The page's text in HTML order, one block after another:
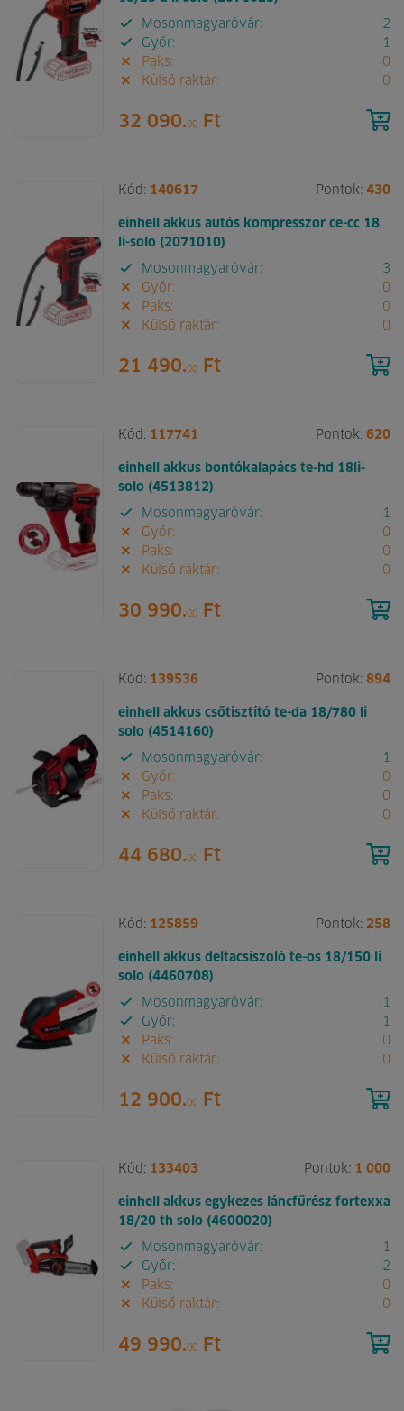
Mosonmagyaróvár:
2
Győr:
1
Paks:
0
Külső raktár:
0
32 090.00 Ft
Kód: 140617 Pontok: 430
einhell akkus autós kompresszor ce-cc 18
li-solo (2071010)
Mosonmagyaróvár:
3
Győr:
0
Paks:
0
Külső raktár:
0
21 490.00 Ft
Kód: 117741 Pontok: 620
einhell akkus bontókalapács te-hd 18li-
solo (4513812)
Mosonmagyaróvár:
1
Győr:
0
Paks:
0
Külső raktár:
0
30 990.00 Ft
Kód: 139536 Pontok: 894
einhell akkus csőtisztító te-da 18/780 li
solo (4514160)
Mosonmagyaróvár:
1
Győr:
0
Paks:
0
Külső raktár:
0
44 680.00 Ft
Kód: 125859 Pontok: 258
einhell akkus deltacsiszoló te-os 18/150 li
solo (4460708)
Mosonmagyaróvár:
1
Győr:
1
Paks:
0
Külső raktár:
0
12 900.00 Ft
Kód: 133403 Pontok: 1 000
einhell akkus egykezes láncfűrész fortexxa
18/20 th solo (4600020)
Mosonmagyaróvár:
1
Győr:
2
Paks:
0
Külső raktár:
0
49 990.00 Ft